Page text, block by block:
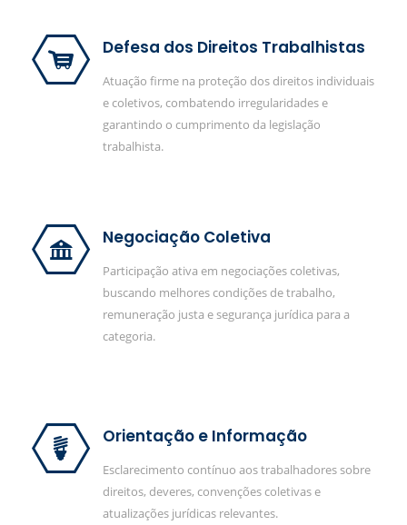
Defesa dos Direitos Trabalhistas
Atuação firme na proteção dos direitos individuais
e coletivos, combatendo irregularidades e
garantindo o cumprimento da legislação
trabalhista.
Negociação Coletiva
Participação ativa em negociações coletivas,
buscando melhores condições de trabalho,
remuneração justa e segurança jurídica para a
categoria.
Orientação e Informação
Esclarecimento contínuo aos trabalhadores sobre
direitos, deveres, convenções coletivas e
atualizações jurídicas relevantes.